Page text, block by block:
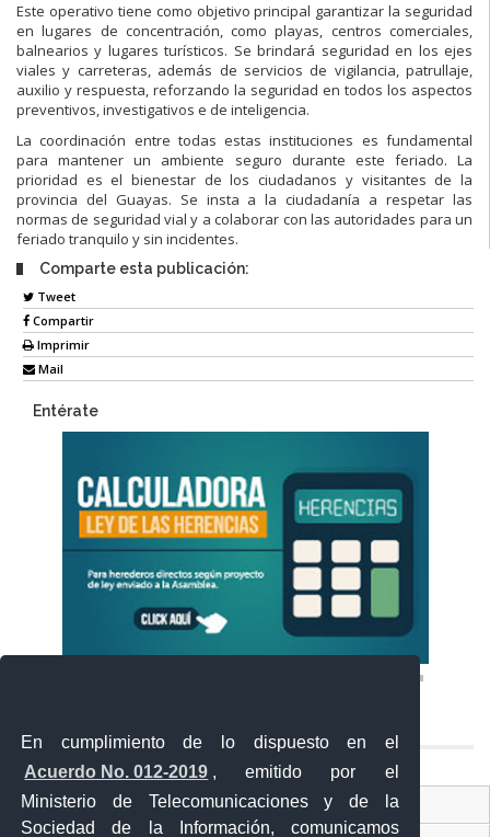
En cumplimiento de lo dispuesto en el
Acuerdo No. 012-2019 , emitido por el
Ministerio de Telecomunicaciones y de la
Sociedad de la Información, comunicamos
Este operativo tiene como objetivo principal garantizar la seguridad
en lugares de concentración, como playas, centros comerciales,
balnearios y lugares turísticos. Se brindará seguridad en los ejes
viales y carreteras, además de servicios de vigilancia, patrullaje,
auxilio y respuesta, reforzando la seguridad en todos los aspectos
preventivos, investigativos e de inteligencia.
La coordinación entre todas estas instituciones es fundamental
para mantener un ambiente seguro durante este feriado. La
prioridad es el bienestar de los ciudadanos y visitantes de la
provincia del Guayas. Se insta a la ciudadanía a respetar las
normas de seguridad vial y a colaborar con las autoridades para un
feriado tranquilo y sin incidentes.
Comparte esta publicación:
Tweet
Compartir
Imprimir
Mail
Entérate
Ventanilla Única Virtual